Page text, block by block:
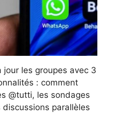
jour les groupes avec 3
: comment
@tutti, les sondages
parallèles